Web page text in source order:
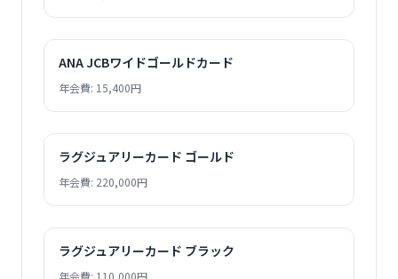
ANA JCBワイドゴールドカード
年会費: 15,400円
ラグジュアリーカード ゴールド
年会費: 220,000円
ラグジュアリーカード ブラック
年会費: 110,000円